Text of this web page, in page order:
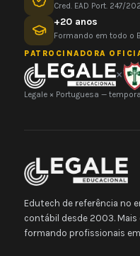
Cred. EAD Port. 247/
+20 anos
Formando em todo o
PATROCINADORA
×
Legale × Portuguesa —
Edutech de referência no
contábil desde 2003. Mais
formando profissionais